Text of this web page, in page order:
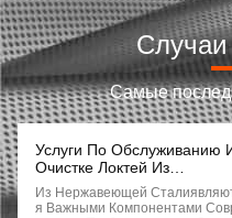
Случаи
Самые
Услуги По Обслуживанию
Очистке Локтей Из
Нержавеющей Стали В
Трубопроводах
Из Нержавеющей
Я Важными Компонентами